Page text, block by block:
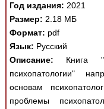
Год издания: 2021
Размер: 2.18 МБ
Формат: pdf
Язык: Русский
Описание: Книга
психопатологии"
основам
проблемы